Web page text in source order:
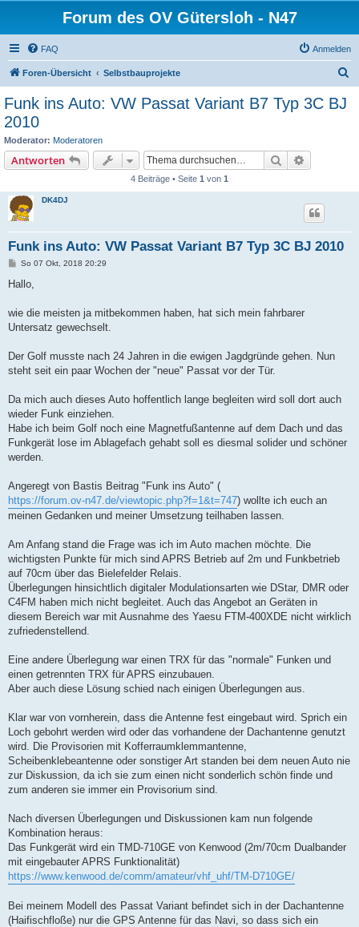
Forum des OV Gütersloh - N47
FAQ Anmelden
Foren-Übersicht Selbstbauprojekte
Funk ins Auto: VW Passat Variant B7 Typ 3C BJ
2010
Moderator: Moderatoren
Antworten Suche
4 Beiträge • Seite 1 von 1
DK4DJ
Funk ins Auto: VW Passat Variant B7 Typ 3C BJ 2010
B
i
a
So 07 Okt, 2018 20:29
Hallo,
wie die meisten ja mitbekommen haben, hat sich mein fahrbarer
Untersatz gewechselt.
Der Golf musste nach 24 Jahren in die ewigen Jagdgründe gehen. Nun
steht seit ein paar Wochen der "neue" Passat vor der Tür.
Da mich auch dieses Auto hoffentlich lange begleiten wird soll dort auch
wieder Funk einziehen.
Habe ich beim Golf noch eine Magnetfußantenne auf dem Dach und das
Funkgerät lose im Ablagefach gehabt soll es diesmal solider und schöner
werden.
Angeregt von Bastis Beitrag "Funk ins Auto" (
https://forum.ov-n47.de/viewtopic.php?f=1&t=747) wollte ich euch an
meinen Gedanken und meiner Umsetzung teilhaben lassen.
Am Anfang stand die Frage was ich im Auto machen möchte. Die
wichtigsten Punkte für mich sind APRS Betrieb auf 2m und Funkbetrieb
auf 70cm über das Bielefelder Relais.
Überlegungen hinsichtlich digitaler Modulationsarten wie DStar, DMR oder
C4FM haben mich nicht begleitet. Auch das Angebot an Geräten in
diesem Bereich war mit Ausnahme des Yaesu FTM-400XDE nicht wirklich
zufriedenstellend.
Eine andere Überlegung war einen TRX für das "normale" Funken und
einen getrennten TRX für APRS einzubauen.
Aber auch diese Lösung schied nach einigen Überlegungen aus.
Klar war von vornherein, dass die Antenne fest eingebaut wird. Sprich ein
Loch gebohrt werden wird oder das vorhandene der Dachantenne genutzt
wird. Die Provisorien mit Kofferraumklemmantenne,
Scheibenklebeantenne oder sonstiger Art standen bei dem neuen Auto nie
zur Diskussion, da ich sie zum einen nicht sonderlich schön finde und
zum anderen sie immer ein Provisorium sind.
Nach diversen Überlegungen und Diskussionen kam nun folgende
Kombination heraus:
Das Funkgerät wird ein TMD-710GE von Kenwood (2m/70cm Dualbander
mit eingebauter APRS Funktionalität)
https://www.kenwood.de/comm/amateur/vhf_uhf/TM-D710GE/
Bei meinem Modell des Passat Variant befindet sich in der Dachantenne
(Haifischfloße) nur die GPS Antenne für das Navi, so dass sich ein